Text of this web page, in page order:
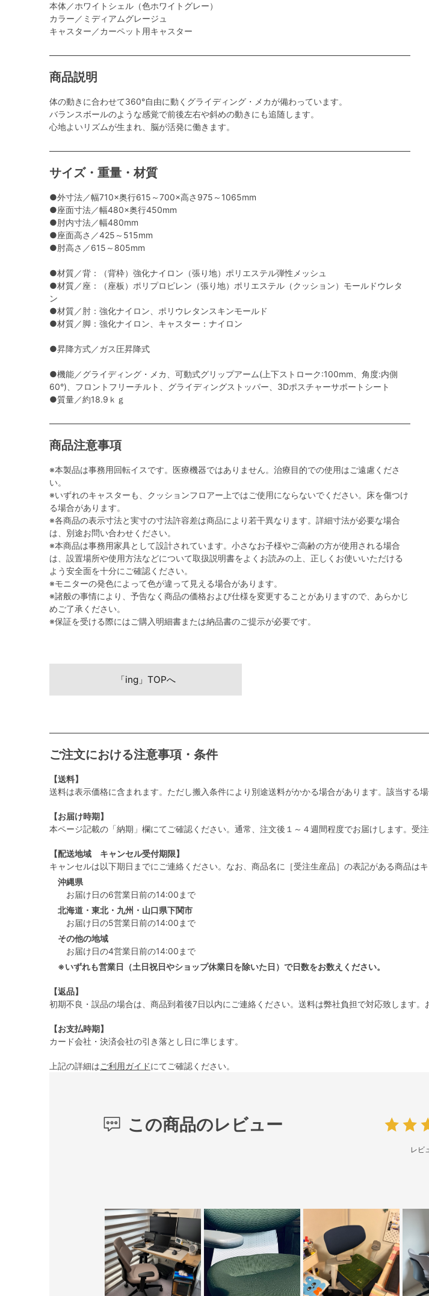
本体／ホワイトシェル（色ホワイトグレー）
カラー／ミディアムグレージュ
キャスター／カーペット用キャスター
商品説明
体の動きに合わせて360°自由に動くグライディング・メカが備わっています。
バランスボールのような感覚で前後左右や斜めの動きにも追随します。
心地よいリズムが生まれ、脳が活発に働きます。
サイズ・重量・材質
●外寸法／幅710×奥行615～700×高さ975～1065mm
●座面寸法／幅480×奥行450mm
●肘内寸法／幅480mm
●座面高さ／425～515mm
●肘高さ／615～805mm
●材質／背：（背枠）強化ナイロン（張り地）ポリエステル弾性メッシュ
●材質／座：（座板）ポリプロピレン（張り地）ポリエステル（クッション）モールドウレタ
ン
●材質／肘：強化ナイロン、ポリウレタンスキンモールド
●材質／脚：強化ナイロン、キャスター：ナイロン
●昇降方式／ガス圧昇降式
●機能／グライディング・メカ、可動式グリップアーム(上下ストローク:100mm、角度:内側
60°)、フロントフリーチルト、グライディングストッパー、3Dポスチャーサポートシート
●質量／約18.9ｋｇ
商品注意事項
※本製品は事務用回転イスです。医療機器ではありません。治療目的での使用はご遠慮くださ
い。
※いずれのキャスターも、クッションフロアー上ではご使用にならないでください。床を傷つけ
る場合があります。
※各商品の表示寸法と実寸の寸法許容差は商品により若干異なります。詳細寸法が必要な場合
は、別途お問い合わせください。
※本商品は事務用家具として設計されています。小さなお子様やご高齢の方が使用される場合
は、設置場所や使用方法などについて取扱説明書をよくお読みの上、正しくお使いいただける
よう安全面を十分にご確認ください。
※モニターの発色によって色が違って見える場合があります。
※諸般の事情により、予告なく商品の価格および仕様を変更することがありますので、あらかじ
めご了承ください。
※保証を受ける際にはご購入明細書または納品書のご提示が必要です。
「ing」TOPへ
ご注文における注意事項・条件
【送料】
送料は表示価格に含まれます。ただし搬入条件により別途送料がかかる場合があります。該当する
【お届け時期】
本ページ記載の「納期」欄にてご確認ください。通常、注文後１～４週間程度でお届けします。受
【配送地域 キャンセル受付期限】
キャンセルは以下期日までにご連絡ください。なお、商品名に［受注生産品］の表記がある商品はキ
沖縄県
お届け日の6営業日前の14:00まで
北海道・東北・九州・山口県下関市
お届け日の5営業日前の14:00まで
その他の地域
お届け日の4営業日前の14:00まで
※いずれも営業日（土日祝日やショップ休業日を除いた日）で日数をお数えください。
【返品】
初期不良・誤品の場合は、商品到着後7日以内にご連絡ください。送料は弊社負担で対応致します。
【お支払時期】
カード会社・決済会社の引き落とし日に準じます。
上記の詳細はご利用ガイドにてご確認ください。
この商品のレビュー
レビ